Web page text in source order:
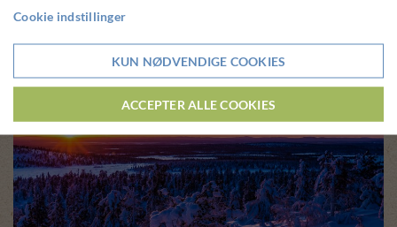
Cookie indstillinger
KUN NØDVENDIGE COOKIES
ACCEPTER ALLE COOKIES